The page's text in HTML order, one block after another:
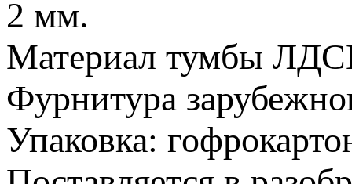
2 мм.
Материал тумбы
Фурнитура
Упаковка: